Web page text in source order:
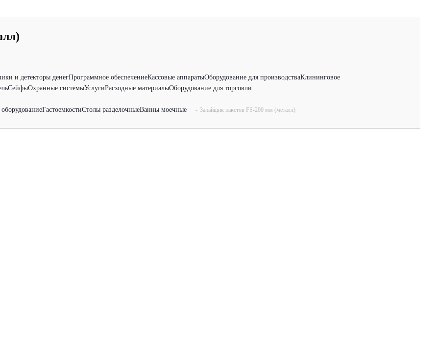
и детекторы денегПрограммное обеспечениеКассовые аппаратыОборудование для производстваКлининговое
СейфыОхранные системыУслугиРасходные материалыОборудование для торговли
ГастоемкостиСтолы разделочныеВанны моечные - Запайщик пакетов FS-200 мм (металл)